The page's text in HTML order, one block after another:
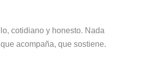
cotidiano y honesto. Nada
acompaña, que sostiene.